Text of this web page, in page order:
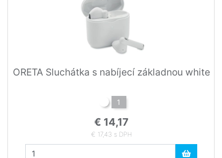
ORETA Sluchátka s nabíjecí základnou white
1
€ 14,17
€ 17,43 s DPH